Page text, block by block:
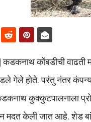
कडकनाथ कोंबडीची वाढती
गेले होते. परंतु नंतर
कुक्कुटपालनाला
मदत केली जात आहे. शेड